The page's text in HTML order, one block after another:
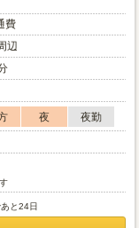
費
辺
夜
夜勤
と24日